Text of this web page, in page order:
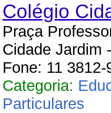
Colégio
Praça
Cidade Jardim
Fone: 11
Categoria:
Particulares